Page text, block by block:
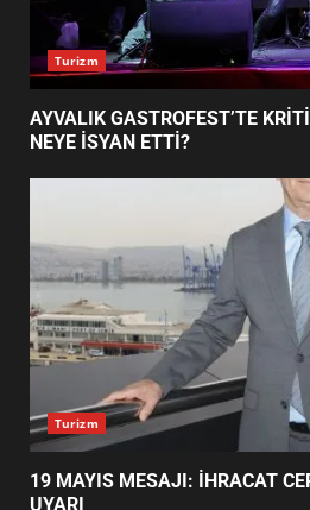
1
AYVALIK
MESAJ:
ETTİ?
19 MAYIS
3
BALIKESİR’DE
EDREMİTLİ
Turizm
AYVALIK GASTROFEST’TE
NEYE İSYAN ETTİ?
Turizm
19 MAYIS MESAJI: İHRACAT
UYARI